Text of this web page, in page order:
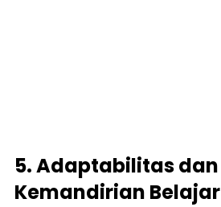
5. Adaptabilitas dan
Kemandirian Belajar